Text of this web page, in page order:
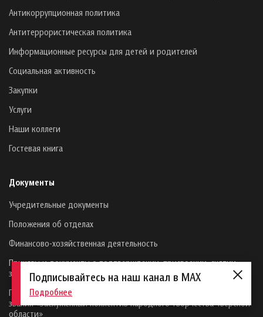
Антикоррупционная политика
Антитеррористическая политика
Информационные ресурсы для детей и родителей
Социальная активность
Закупки
Услуги
Наши коллеги
Гостевая книга
Документы
Учредительные документы
Положения об отделах
Финансово-хозяйственная деятельность
Приказы и документы о подтверждении, присвоении, снятии
звания «Народный (образцовый) самодеятельный коллектив»
Приказы и документы о подтверждении, присвоении, снятии
звания «Заслуженный коллектив народного творчества Тверской
области»
Подписывайтесь на наш канал в MAX
Подробнее